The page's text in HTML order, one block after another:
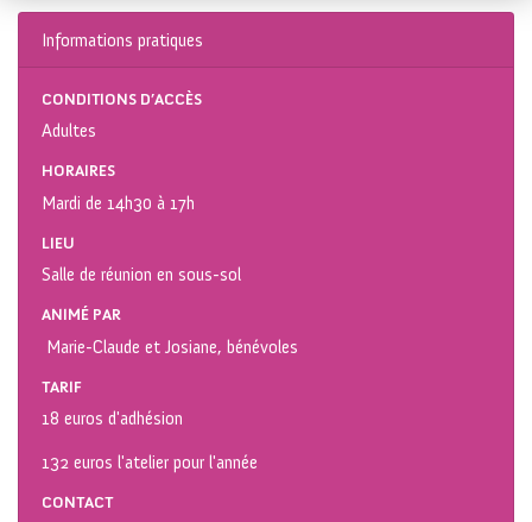
Informations pratiques
CONDITIONS D’ACCÈS
Adultes
HORAIRES
Mardi de 14h30 à 17h
LIEU
Salle de réunion en sous-sol
ANIMÉ PAR
Marie-Claude et Josiane, bénévoles
TARIF
18 euros d'adhésion
132 euros l'atelier pour l'année
CONTACT